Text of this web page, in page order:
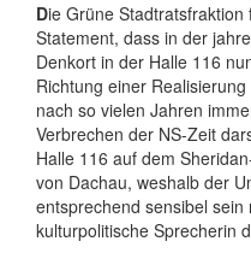
Die Grüne
Statement, dass in der
Denkort in der Halle 116
Richtung einer
nach so vielen Jahren
Verbrechen der NS-Zeit
Halle 116 auf dem
von Dachau, weshalb der
entsprechend sensibel sein
kulturpolitische Sprecherin